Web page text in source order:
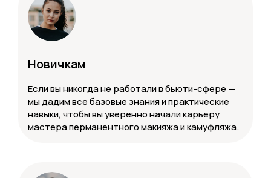
Новичкам
Если вы никогда не работали в бьюти-сфере —
мы дадим все базовые знания и практические
навыки, чтобы вы уверенно начали карьеру
мастера перманентного макияжа и камуфляжа.